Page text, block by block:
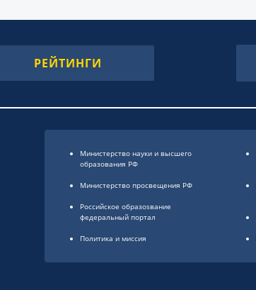
РЕЙТИНГИ
Министерство науки и высшего
образования РФ
Министерство просвещения РФ
Российское образоsвание
федеральный портал
Политика и миссия